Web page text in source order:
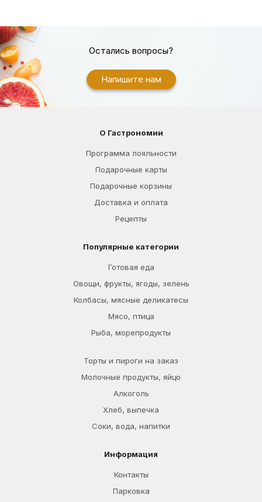
Остались вопросы?
Напишите нам
О Гастрономии
Программа лояльности
Подарочные карты
Подарочные корзины
Доставка и оплата
Рецепты
Популярные категории
Готовая еда
Овощи, фрукты, ягоды, зелень
Колбасы, мясные деликатесы
Мясо, птица
Рыба, морепродукты
Торты и пироги на заказ
Молочные продукты, яйцо
Алкоголь
Хлеб, выпечка
Соки, вода, напитки
Информация
Контакты
Парковка